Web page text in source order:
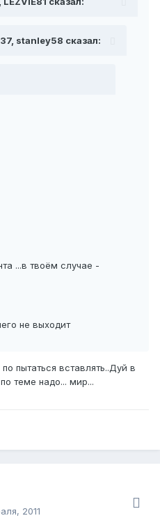
stanley58 сказал:
...в твоём случае -
не выходит
пытаться вставлять..Дуй в
теме надо... мир...
2011